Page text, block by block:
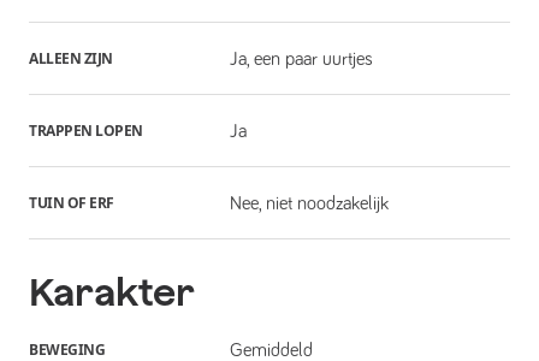
ALLEEN ZIJN Ja, een paar uurtjes
TRAPPEN LOPEN Ja
TUIN OF ERF Nee, niet noodzakelijk
Karakter
BEWEGING Gemiddeld